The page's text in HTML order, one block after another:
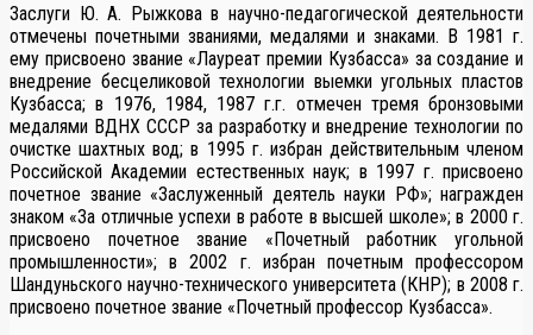
Заслуги Ю. А. Рыжкова в научно-педагогической деятельности
отмечены почетными званиями, медалями и знаками. В 1981 г.
ему присвоено звание «Лауреат премии Кузбасса» за создание и
внедрение бесцеликовой технологии выемки угольных пластов
Кузбасса; в 1976, 1984, 1987 г.г. отмечен тремя бронзовыми
медалями ВДНХ СССР за разработку и внедрение технологии по
очистке шахтных вод; в 1995 г. избран действительным членом
Российской Академии естественных наук; в 1997 г. присвоено
почетное звание «Заслуженный деятель науки РФ»; награжден
знаком «За отличные успехи в работе в высшей школе»; в 2000 г.
присвоено почетное звание «Почетный работник угольной
промышленности»; в 2002 г. избран почетным профессором
Шандуньского научно-технического университета (КНР); в 2008 г.
присвоено почетное звание «Почетный профессор Кузбасса».